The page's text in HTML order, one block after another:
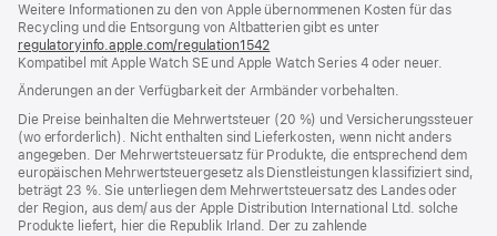
neues
Fenster)
Weitere Informationen zu den von Apple übernommenen Kosten für das
Recycling und die Entsorgung von Altbatterien gibt es unter
regulatoryinfo.apple.com/regulation1542
ein
neues
Fenster)
Kompatibel mit Apple Watch SE und Apple Watch Series 4 oder neuer.
Änderungen an der Verfügbarkeit der Armbänder vorbehalten.
Die Preise beinhalten die Mehrwertsteuer (20 %) und Versicherungssteuer
(wo erforderlich). Nicht enthalten sind Lieferkosten, wenn nicht anders
angegeben. Der Mehrwertsteuersatz für Produkte, die entsprechend dem
europäischen Mehrwertsteuergesetz als Dienstleistungen klassifiziert sind,
beträgt 23 %. Sie unterliegen dem Mehrwertsteuersatz des Landes oder
der Region, aus dem/ aus der Apple Distribution International Ltd. solche
Produkte liefert, hier die Republik Irland. Der zu zahlende